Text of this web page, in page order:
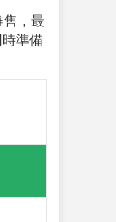
售，最
準備